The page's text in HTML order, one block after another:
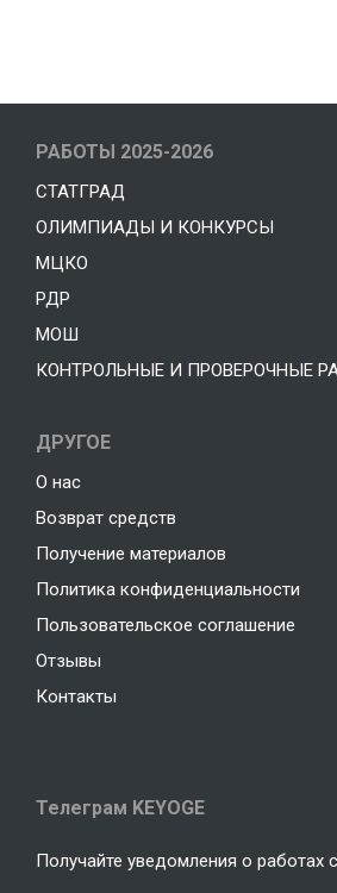
РАБОТЫ 2025-2026
СТАТГРАД
ОЛИМПИАДЫ И КОНКУРСЫ
МЦКО
РДР
МОШ
КОНТРОЛЬНЫЕ И ПРОВЕРОЧНЫЕ
ДРУГОЕ
О нас
Возврат средств
Получение материалов
Политика конфиденциальности
Пользовательское соглашение
Отзывы
Контакты
Телеграм KEYOGE
Получайте уведомления о работах